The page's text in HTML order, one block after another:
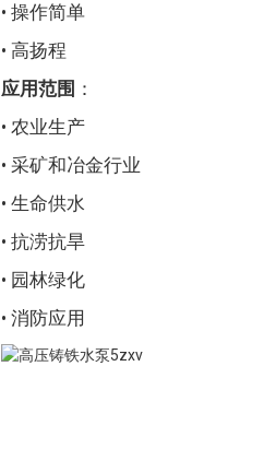
• 操作简单
• 高扬程
应用范围 ：
• 农业生产
• 采矿和冶金行业
• 生命供水
• 抗涝抗旱
• 园林绿化
• 消防应用